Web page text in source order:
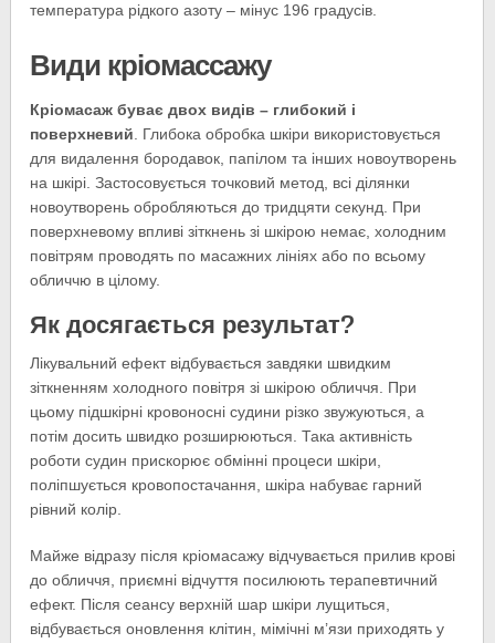
температура рідкого азоту – мінус 196 градусів.
Види кріомассажу
Кріомасаж буває двох видів – глибокий і
поверхневий . Глибока обробка шкіри використовується
для видалення бородавок, папілом та інших новоутворень
на шкірі. Застосовується точковий метод, всі ділянки
новоутворень обробляються до тридцяти секунд. При
поверхневому впливі зіткнень зі шкірою немає, холодним
повітрям проводять по масажних лініях або по всьому
обличчю в цілому.
Як досягається результат?
Лікувальний ефект відбувається завдяки швидким
зіткненням холодного повітря зі шкірою обличчя. При
цьому підшкірні кровоносні судини різко звужуються, а
потім досить швидко розширюються. Така активність
роботи судин прискорює обмінні процеси шкіри,
поліпшується кровопостачання, шкіра набуває гарний
рівний колір.
Майже відразу після кріомасажу відчувається прилив крові
до обличчя, приємні відчуття посилюють терапевтичний
ефект. Після сеансу верхній шар шкіри лущиться,
відбувається оновлення клітин, мімічні м’язи приходять у